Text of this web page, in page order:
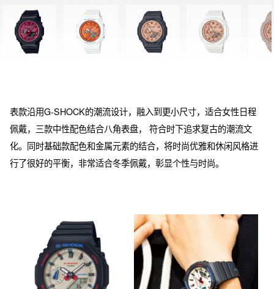
表款沿用G-SHOCK的潮流设计，融入到更小尺寸，适合女性日程
佩戴，三款中性配色结合八角表盘， 符合时下追求复古的潮流文
化。同时基础款配色和金属元素的结合，将时尚优雅和休闲风格进
行了很好的平衡，非常适合冬季佩戴，彰显个性与时尚。